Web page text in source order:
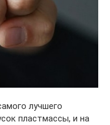
лучшего
пластмассы, и на